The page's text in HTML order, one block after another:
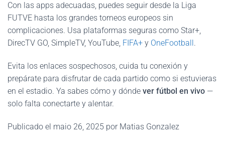
Con las apps adecuadas, puedes seguir desde la Liga
FUTVE hasta los grandes torneos europeos sin
complicaciones. Usa plataformas seguras como Star+,
DirecTV GO, SimpleTV, YouTube, FIFA+ y OneFootball .
Evita los enlaces sospechosos, cuida tu conexión y
prepárate para disfrutar de cada partido como si estuvieras
en el estadio. Ya sabes cómo y dónde ver fútbol en vivo —
solo falta conectarte y alentar.
Publicado el maio 26, 2025 por Matias Gonzalez